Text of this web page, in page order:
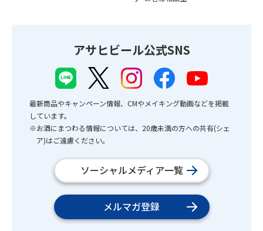
アサヒビール公式SNS
最新商品やキャンペーン情報、CMやメイキング動画などを掲載
しています。
※お酒にまつわる情報については、20歳未満の方への共有(シェ
ア)はご遠慮ください。
ソーシャルメディア一覧
メルマガ登録